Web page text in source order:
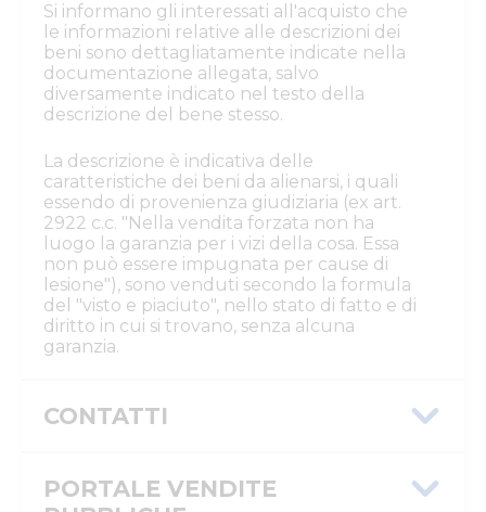
Si informano gli interessati all'acquisto che
le informazioni relative alle descrizioni dei
beni sono dettagliatamente indicate nella
documentazione allegata, salvo
diversamente indicato nel testo della
descrizione del bene stesso.
La descrizione è indicativa delle
caratteristiche dei beni da alienarsi, i quali
essendo di provenienza giudiziaria (ex art.
2922 c.c. "Nella vendita forzata non ha
luogo la garanzia per i vizi della cosa. Essa
non può essere impugnata per cause di
lesione"), sono venduti secondo la formula
del "visto e piaciuto", nello stato di fatto e di
diritto in cui si trovano, senza alcuna
garanzia.
CONTATTI
Piacenza
PORTALE VENDITE